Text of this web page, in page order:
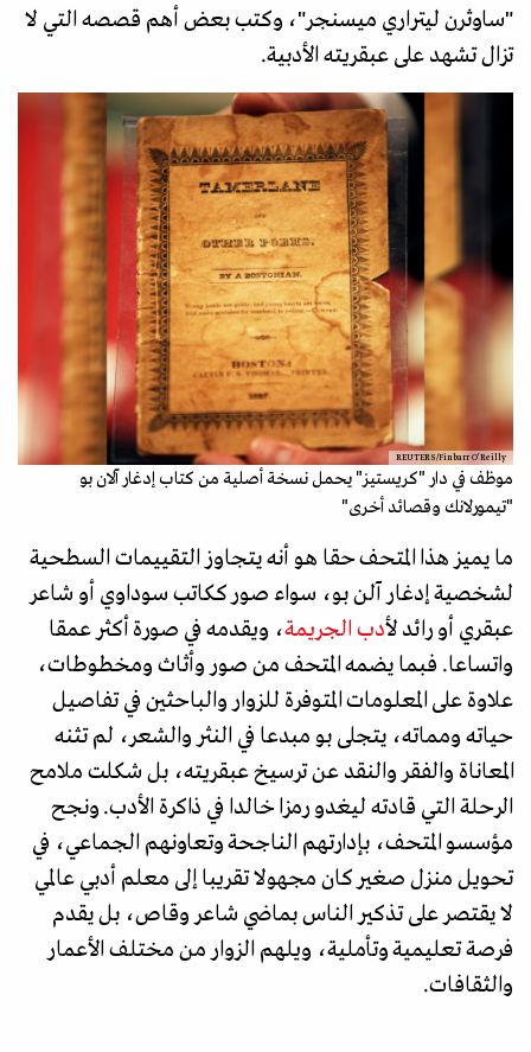
"ساوثرن ليتراري ميسنجر"، وكتب بعض أهم قصصه التي لا
تزال تشهد على عبقريته الأدبية.
REUTERS/Finbarr O'Reilly
موظف في دار "كريستيز" يحمل نسخة أصلية من كتاب إدغار آلان بو
"تيمورلانك وقصائد أخرى"
ما يميز هذا المتحف حقا هو أنه يتجاوز التقييمات السطحية
لشخصية إدغار آلن بو، سواء صور ككاتب سوداوي أو شاعر
عبقري أو رائد لأدب الجريمة، ويقدمه في صورة أكثر عمقا
واتساعا. فبما يضمه المتحف من صور وأثاث ومخطوطات،
علاوة على المعلومات المتوفرة للزوار والباحثين في تفاصيل
حياته ومماته، يتجلى بو مبدعا في النثر والشعر، لم تثنه
المعاناة والفقر والنقد عن ترسيخ عبقريته، بل شكلت ملامح
الرحلة التي قادته ليغدو رمزا خالدا في ذاكرة الأدب. ونجح
مؤسسو المتحف، بإدارتهم الناجحة وتعاونهم الجماعي، في
تحويل منزل صغير كان مجهولا تقريبا إلى معلم أدبي عالمي
لا يقتصر على تذكير الناس بماضي شاعر وقاص، بل يقدم
فرصة تعليمية وتأملية، ويلهم الزوار من مختلف الأعمار
والثقافات.